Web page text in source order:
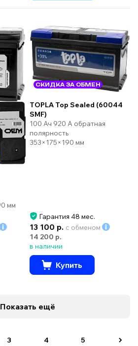
мм
СКИДКА ЗА ОБМЕН
TOPLA Top Sealed (60044
SMF)
100 Ач 920 А обратная
полярность
353×175×190 мм
Гарантия 48 мес.
13 100 р. с обменом
14 200 р.
в наличии
Купить
Показать ещё
3 4 5